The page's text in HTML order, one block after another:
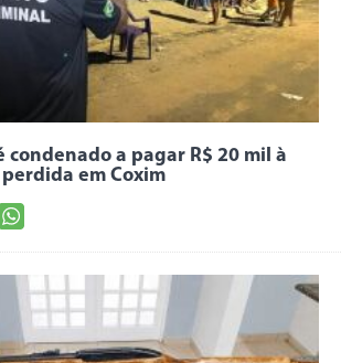
condenado a pagar R$ 20 mil à
em Coxim